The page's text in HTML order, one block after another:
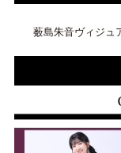
薮島朱音ヴィジュ